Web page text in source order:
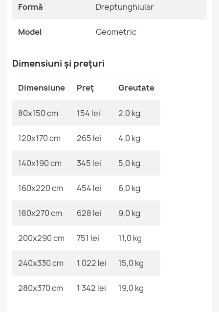
Covor FUSION Bej/Maro Geometric
527,90 lej
153,90 lej
Referinte specifice
Cod EAN13
2000000120829
Formă Dreptunghiular
Model Geometric
Dimensiuni și prețuri
Dimensiune Preț Greutate
80x150 cm 154 lei 2,0 kg
120x170 cm 265 lei 4,0 kg
140x190 cm 345 lei 5,0 kg
160x220 cm 454 lei 6,0 kg
180x270 cm 628 lei 9,0 kg
200x290 cm 751 lei 11,0 kg
240x330 cm 1 022 lei 15,0 kg
280x370 cm 1 342 lei 19,0 kg